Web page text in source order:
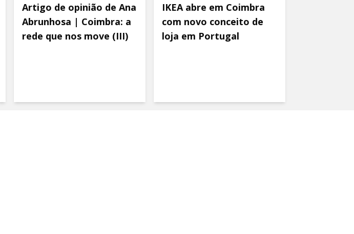
Artigo de opinião de Ana
Abrunhosa | Coimbra: a
rede que nos move (III)
IKEA abre em Coimbra
com novo conceito de
loja em Portugal